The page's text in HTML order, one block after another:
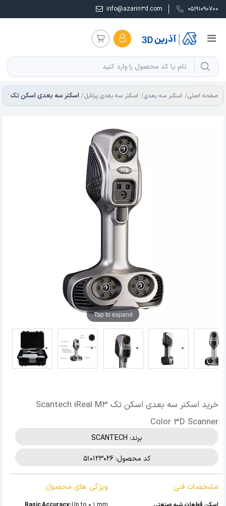
05191090700
info@azarin3d.com
صفحه اصلی اسکنر سه بعدی اسکنر سه بعدی پرتابل
Tap to expand
خرید اسکنر سه بعدی اسکن تک Scantech iReal M3
Color 3D Scanner
برند: SCANTECH
کد محصول: 510123026
مشخصات فنی ویژگی های محصول